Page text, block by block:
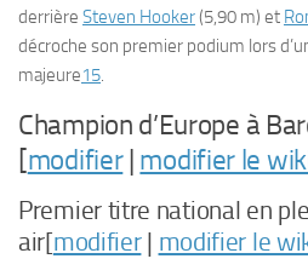
derrière Steven Hooker(5,90 m) et
décroche son premier podium lors
majeure15.
Champion d’Europe à
[modifier| modifier le
Premier titre national en
air[modifier| modifier le